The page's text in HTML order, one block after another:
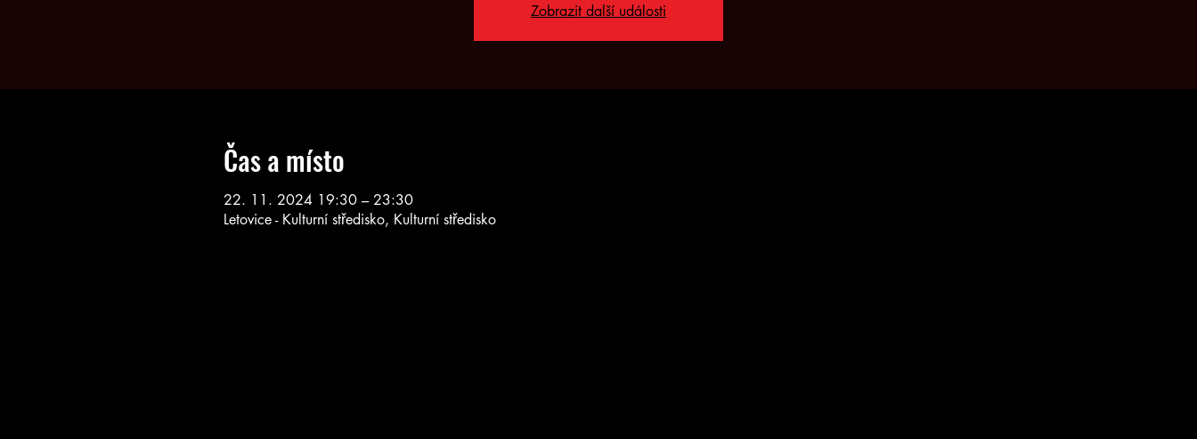
Zobrazit další události
Čas a místo
22. 11. 2024 19:30 – 23:30
Letovice - Kulturní středisko, Kulturní středisko